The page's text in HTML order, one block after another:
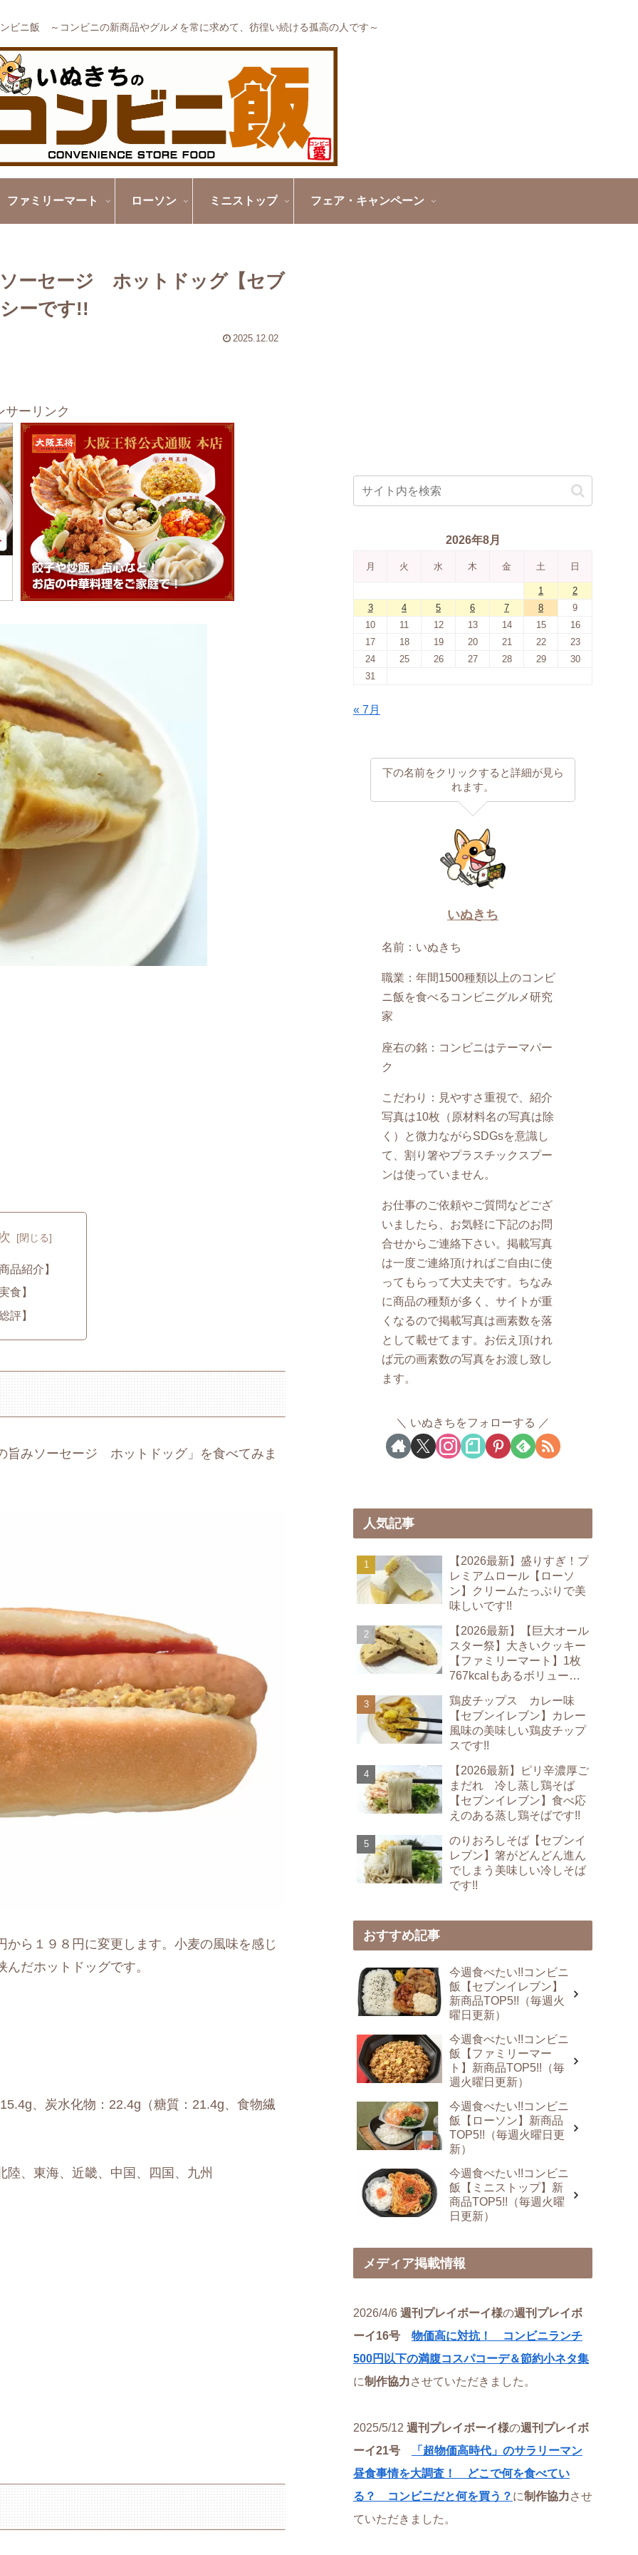
ビニ飯 ～コンビニの新商品やグルメを常に求めて、彷徨い続ける孤高の人です～
ファミリーマート ローソン ミニストップ フェア・キャンペーン
ーセージ ホットドッグ【セブ
ーです!!
2025.12.02
サーリンク
品紹介】
食】
評】
旨みソーセージ ホットドッグ」を食べてみま
ら１９８円に変更します。小麦の風味を感じ
だホットドッグです。
、炭水化物：22.4g（糖質：21.4g、食物繊
、東海、近畿、中国、四国、九州
2026年8月
月 火 水 木 金 土 日
1
2
3
4 5 6 7 8
9
10
11 12 13 14 15
16
17
18 19 20 21 22
23
24
25 26 27 28 29
30
31
« 7月
下の名前をクリックすると詳細が見ら
れます。
いぬきち
名前：いぬきち
職業：年間1500種類以上のコンビ
ニ飯を食べるコンビニグルメ研究
家
座右の銘：コンビニはテーマパー
ク
こだわり：見やすさ重視で、紹介
写真は10枚（原材料名の写真は除
く）と微力ながらSDGsを意識し
て、割り箸やプラスチックスプー
ンは使っていません。
お仕事のご依頼やご質問などござ
いましたら、お気軽に下記のお問
合せからご連絡下さい。掲載写真
は一度ご連絡頂ければご自由に使
ってもらって大丈夫です。ちなみ
に商品の種類が多く、サイトが重
くなるので掲載写真は画素数を落
として載せてます。お伝え頂けれ
ば元の画素数の写真をお渡し致し
ます。
いぬきちをフォローする
人気記事
【2026最新】盛りすぎ！プ
レミアムロール【ローソ
ン】クリームたっぷりで美
味しいです!!
【2026最新】【巨大オール
スター祭】大きいクッキー
【ファミリーマート】1枚
767kcalもあるボリューム
鶏皮チップス カレー味
【セブンイレブン】カレー
風味の美味しい鶏皮チップ
スです!!
【2026最新】ピリ辛濃厚ご
まだれ 冷し蒸し鶏そば
【セブンイレブン】食べ応
えのある蒸し鶏そばです!!
のりおろしそば【セブンイ
レブン】箸がどんどん進ん
でしまう美味しい冷しそば
です!!
おすすめ記事
今週食べたい!!コンビニ
飯【セブンイレブン】
新商品TOP5!!（毎週火
曜日更新）
今週食べたい!!コンビニ
飯【ファミリーマー
ト】新商品TOP5!!（毎
週火曜日更新）
今週食べたい!!コンビニ
飯【ローソン】新商品
TOP5!!（毎週火曜日更
新）
今週食べたい!!コンビニ
飯【ミニストップ】新
商品TOP5!!（毎週火曜
日更新）
メディア掲載情報
2026/4/6 週刊プレイボーイ様の週刊プレイボ
ーイ16号 物価高に対抗！ コンビニランチ
500円以下の満腹コスパコーデ＆節約小ネタ集
に制作協力させていただきました。
2025/5/12 週刊プレイボーイ様の週刊プレイボ
ーイ21号
「超物価高時代」のサラリーマン
昼食事情を大調査！ どこで何を食べてい
る？ コンビニだと何を買う？ に制作協力させ
ていただきました。